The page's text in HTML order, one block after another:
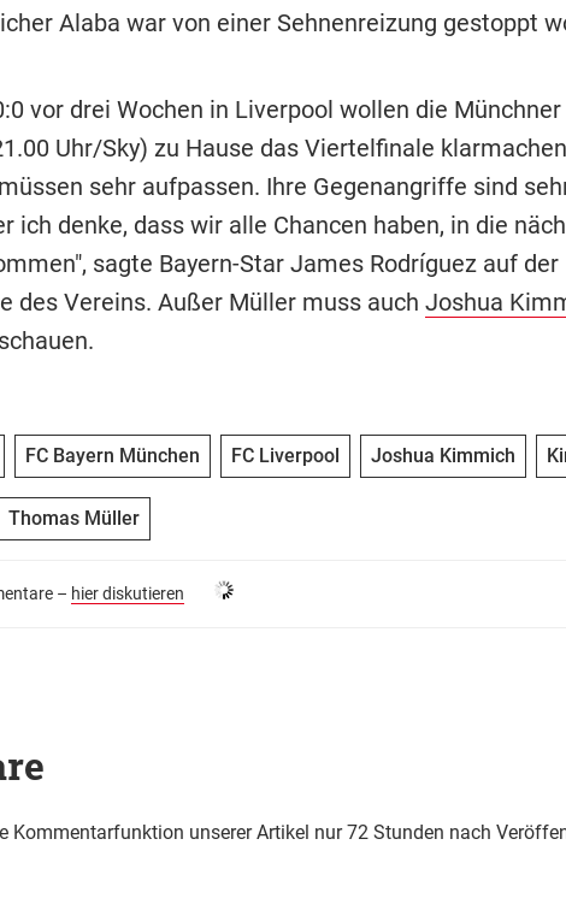
Alaba war von einer Sehnenreizung gestoppt
vor drei Wochen in Liverpool wollen die
Uhr/Sky) zu Hause das Viertelfinale
sehr aufpassen. Ihre Gegenangriffe sind
ich denke, dass wir alle Chancen haben, in die
sagte Bayern-Star James Rodríguez auf der
des Vereins. Außer Müller muss auch Joshua
FC Bayern München FC Liverpool Joshua Kimmich
Thomas Müller
– hier diskutieren
Kommentarfunktion unserer Artikel nur 72 Stunden nach